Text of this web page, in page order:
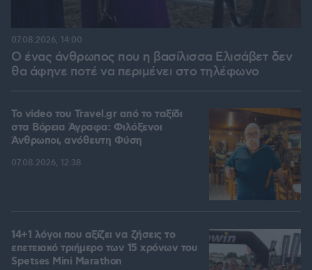
Ο ένας άνθρωπος που η βασίλισσα Ελισάβετ δεν
θα άφηνε ποτέ να περιμένει στο τηλέφωνο
07.08.2026, 14:00
To video του Travel.gr από το ταξίδι
στα Βόρεια Άγραφα: Φιλόξενοι
Άνθρωποι, ανόθευτη Φύση
07.08.2026, 12:38
14+1 λόγοι που αξίζει να ζήσεις το
επετειακό τριήμερο των 15 χρόνων του
Spetses Mini Marathon